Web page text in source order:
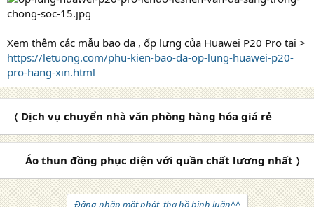
Xem thêm các mẫu bao da , ốp lưng của Huawei P20 Pro tại >
https://letuong.com/phu-kien-bao-da-op-lung-huawei-p20-
pro-hang-xin.html
〈 Dịch vụ chuyển nhà văn phòng hàng hóa giá rẻ
Áo thun đồng phục diện với quần chất lương nhất 〉
Đăng nhập một phát, tha hồ bình luận^^